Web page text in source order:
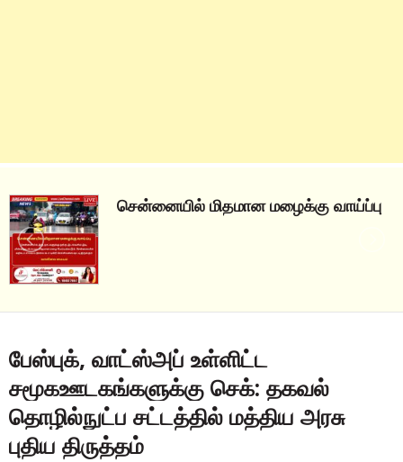
சென்னையில் மிதமான மழைக்கு வாய்ப்பு
பேஸ்புக், வாட்ஸ்அப் உள்ளிட்ட
சமூகஊடகங்களுக்கு செக்: தகவல்
தொழில்நுட்ப சட்டத்தில் மத்திய அரசு
புதிய திருத்தம்